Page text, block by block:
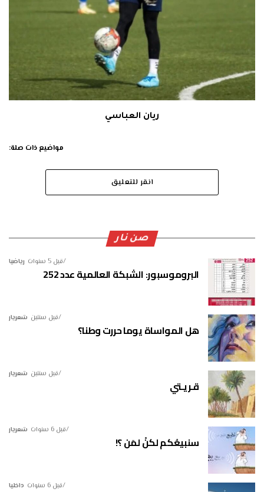
ريان العباسي
مواضيع ذات صلة:
انقر للتعليق
صن نار
رياضيا قبل 5 سنوات
البروموسبور: الشبكة العالمية عدد 252
شعريار قبل سنتين
هل المواساة يوما حررت وطنا؟
شعريار قبل سنتين
قـريـتي
شعريار قبل 6 سنوات
سنبيعُكم لكنْ لمَن ؟!
داخليا قبل 6 سنوات